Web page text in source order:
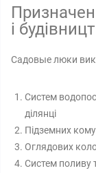
і
Садовые люки
Систем
ділянці
Підземних
Оглядових
Систем поливу